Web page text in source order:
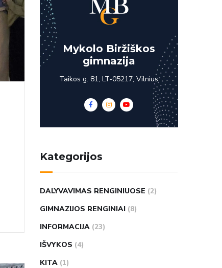
Mykolo Biržiškos
gimnazija
Taikos g. 81, LT-05217, Vilnius
Kategorijos
DALYVAVIMAS RENGINIUOSE (2)
GIMNAZIJOS RENGINIAI (8)
INFORMACIJA (23)
IŠVYKOS (4)
KITA (1)